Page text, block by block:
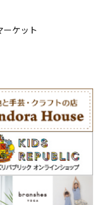
ケット